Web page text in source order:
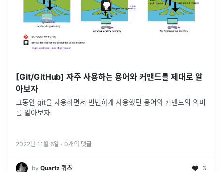
[Git/GitHub] 자주 사용하는 용어와 커맨드를 제대로 알
아보자
그동안 git을 사용하면서 빈번하게 사용했던 용어와 커맨드의 의미
를 알아보자
2022년 11월 6일 · 0개의 댓글
by Quartz 쿼츠 3